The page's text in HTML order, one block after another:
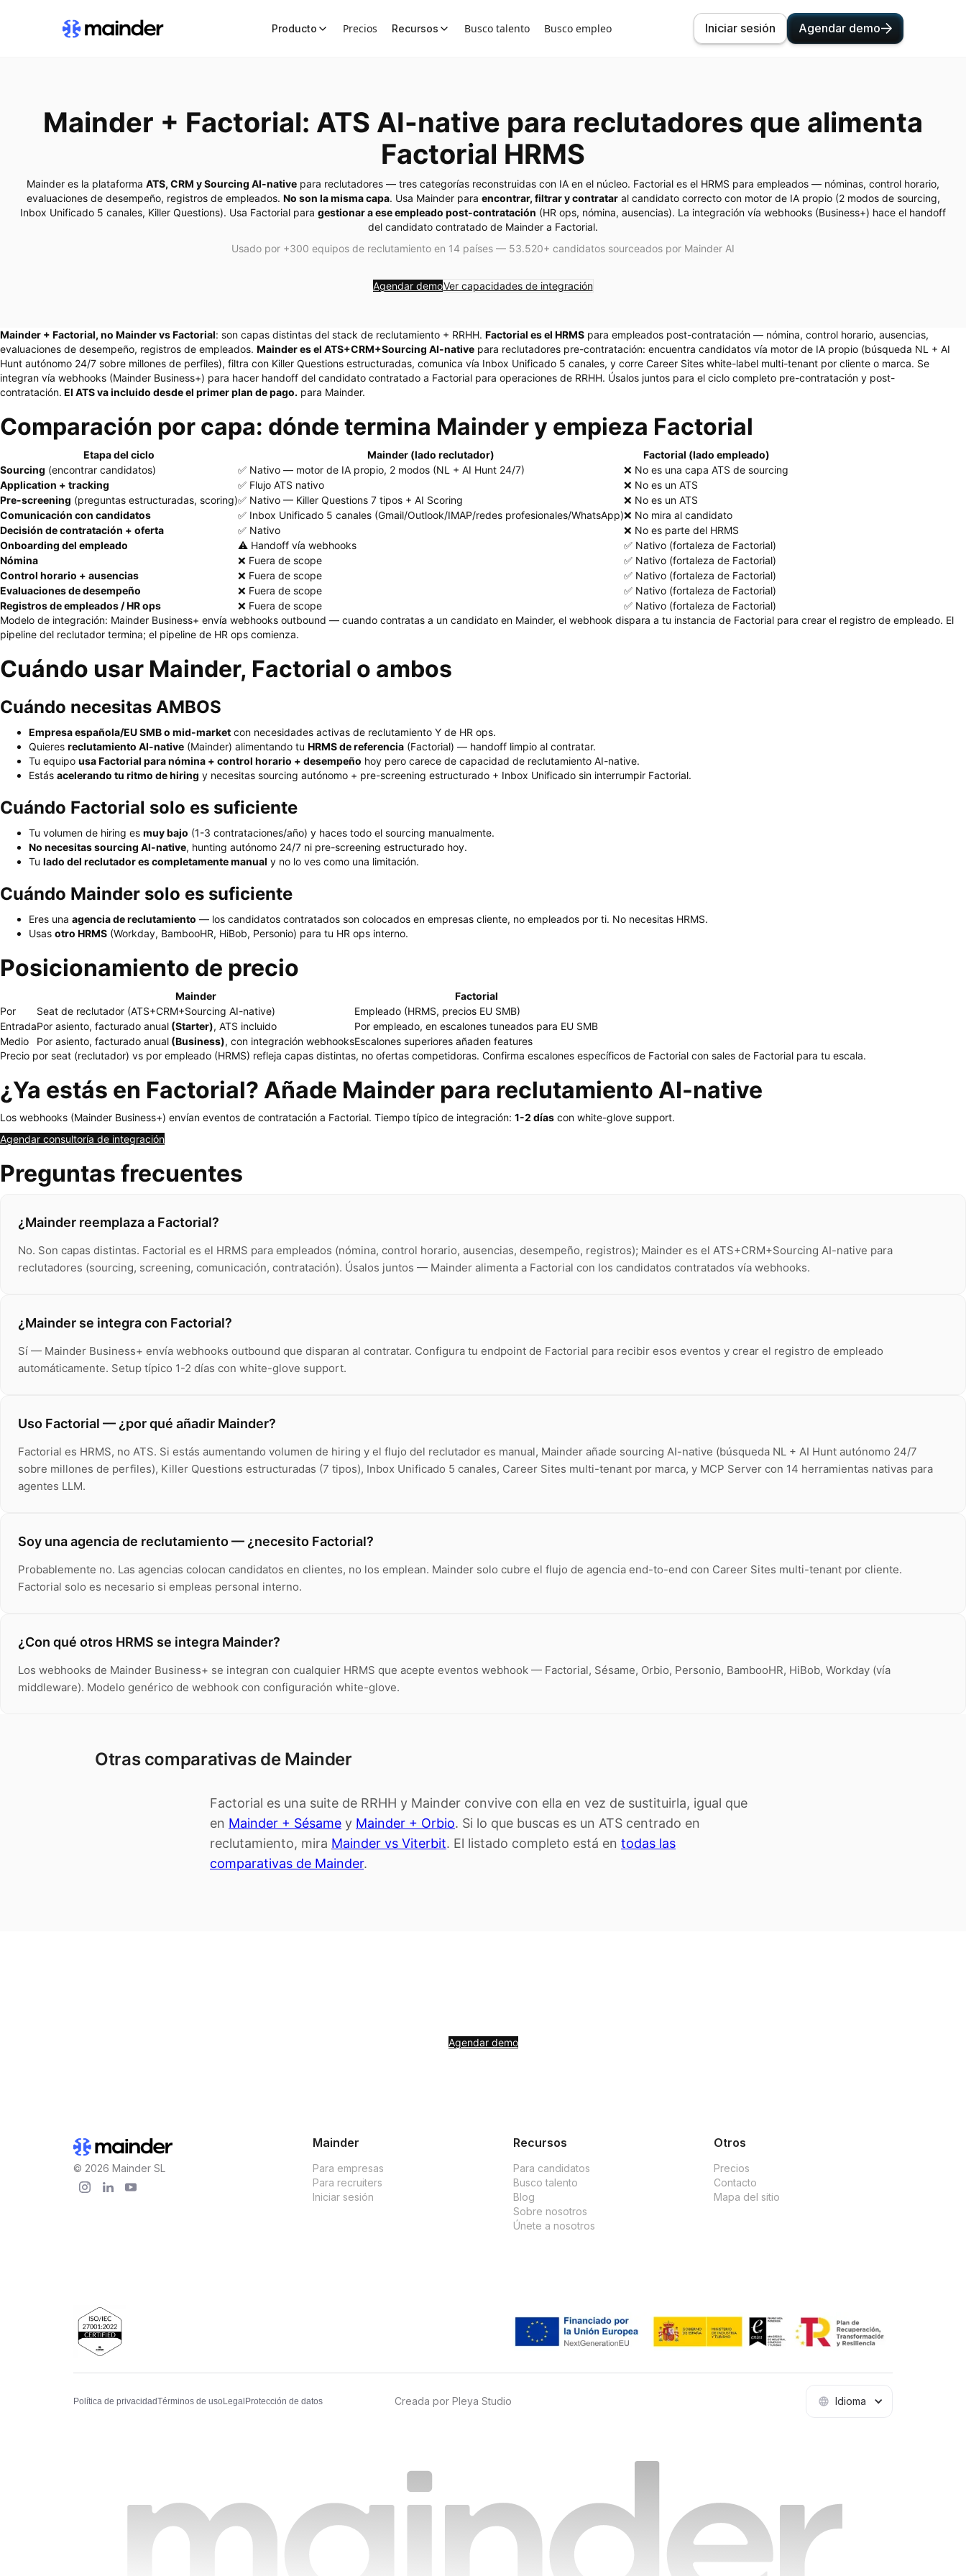
Producto Precios Recursos Busco talento Busco empleo Iniciar sesión Agendar demo
Mainder + Factorial: ATS AI-native para reclutadores que alimenta
Factorial HRMS
Mainder es la plataforma ATS, CRM y Sourcing AI-native para reclutadores — tres categorías reconstruidas con IA en el núcleo. Factorial es el HRMS para empleados — nóminas, control horario,
evaluaciones de desempeño, registros de empleados. No son la misma capa. Usa Mainder para encontrar, filtrar y contrataral candidato correcto con motor de IA propio (2 modos de sourcing,
Inbox Unificado 5 canales, Killer Questions). Usa Factorial para gestionar a ese empleado post-contratación (HR ops, nómina, ausencias). La integración vía webhooks (Business+) hace el handoff
del candidato contratado de Mainder a Factorial.
Usado por +300 equipos de reclutamiento en 14 países — 53.520+ candidatos sourceados por Mainder AI
Agendar demoVer capacidades de integración
Mainder + Factorial, no Mainder vs Factorial: son capas distintas del stack de reclutamiento + RRHH. Factorial es el HRMS para empleados post-contratación — nómina, control horario, ausencias,
evaluaciones de desempeño, registros de empleados. Mainder es el ATS+CRM+Sourcing AI-native para reclutadores pre-contratación: encuentra candidatos vía motor de IA propio (búsqueda NL + AI
Hunt autónomo 24/7 sobre millones de perfiles), filtra con Killer Questions estructuradas, comunica vía Inbox Unificado 5 canales, y corre Career Sites white-label multi-tenant por cliente o marca. Se
integran vía webhooks (Mainder Business+) para hacer handoff del candidato contratado a Factorial para operaciones de RRHH. Úsalos juntos para el ciclo completo pre-contratación y post-
contratación. El ATS va incluido desde el primer plan de pago. para Mainder.
Comparación por capa: dónde termina Mainder y empieza Factorial
Etapa del ciclo Mainder (lado reclutador)
Factorial (lado empleado)
Sourcing (encontrar candidatos) ✅ Nativo — motor de IA propio, 2 modos (NL + AI Hunt 24/7)
❌ No es una capa ATS de sourcing
Application + tracking
✅ Flujo ATS nativo
❌ No es un ATS
Pre-screening (preguntas estructuradas, scoring)✅ Nativo — Killer Questions 7 tipos + AI Scoring
❌ No es un ATS
Comunicación con candidatos
✅ Inbox Unificado 5 canales (Gmail/Outlook/IMAP/redes profesionales/WhatsApp)❌ No mira al candidato
Decisión de contratación + oferta
✅ Nativo
❌ No es parte del HRMS
Onboarding del empleado
⚠️ Handoff vía webhooks
✅ Nativo (fortaleza de Factorial)
Nómina
❌ Fuera de scope
✅ Nativo (fortaleza de Factorial)
Control horario + ausencias
❌ Fuera de scope
✅ Nativo (fortaleza de Factorial)
Evaluaciones de desempeño
❌ Fuera de scope
✅ Nativo (fortaleza de Factorial)
Registros de empleados / HR ops
❌ Fuera de scope
✅ Nativo (fortaleza de Factorial)
Modelo de integración: Mainder Business+ envía webhooks outbound — cuando contratas a un candidato en Mainder, el webhook dispara a tu instancia de Factorial para crear el registro de empleado. El
pipeline del reclutador termina; el pipeline de HR ops comienza.
Cuándo usar Mainder, Factorial o ambos
Cuándo necesitas AMBOS
Empresa española/EU SMB o mid-market con necesidades activas de reclutamiento Y de HR ops.
Quieres reclutamiento AI-native (Mainder) alimentando tu HRMS de referencia (Factorial) — handoff limpio al contratar.
Tu equipo usa Factorial para nómina + control horario + desempeño hoy pero carece de capacidad de reclutamiento AI-native.
Estás acelerando tu ritmo de hiring y necesitas sourcing autónomo + pre-screening estructurado + Inbox Unificado sin interrumpir Factorial.
Cuándo Factorial solo es suficiente
Tu volumen de hiring es muy bajo (1-3 contrataciones/año) y haces todo el sourcing manualmente.
No necesitas sourcing AI-native, hunting autónomo 24/7 ni pre-screening estructurado hoy.
Tu lado del reclutador es completamente manual y no lo ves como una limitación.
Cuándo Mainder solo es suficiente
Eres una agencia de reclutamiento — los candidatos contratados son colocados en empresas cliente, no empleados por ti. No necesitas HRMS.
Usas otro HRMS (Workday, BambooHR, HiBob, Personio) para tu HR ops interno.
Posicionamiento de precio
Mainder
Factorial
Por
Seat de reclutador (ATS+CRM+Sourcing AI-native)
Empleado (HRMS, precios EU SMB)
EntradaPor asiento, facturado anual (Starter), ATS incluido
Por empleado, en escalones tuneados para EU SMB
Medio
Por asiento, facturado anual (Business), con integración webhooksEscalones superiores añaden features
Precio por seat (reclutador) vs por empleado (HRMS) refleja capas distintas, no ofertas competidoras. Confirma escalones específicos de Factorial con sales de Factorial para tu escala.
¿Ya estás en Factorial? Añade Mainder para reclutamiento AI-native
Los webhooks (Mainder Business+) envían eventos de contratación a Factorial. Tiempo típico de integración: 1-2 días con white-glove support.
Agendar consultoría de integración
Preguntas frecuentes
¿Mainder reemplaza a Factorial?
No. Son capas distintas. Factorial es el HRMS para empleados (nómina, control horario, ausencias, desempeño, registros); Mainder es el ATS+CRM+Sourcing AI-native para
reclutadores (sourcing, screening, comunicación, contratación). Úsalos juntos — Mainder alimenta a Factorial con los candidatos contratados vía webhooks.
¿Mainder se integra con Factorial?
Sí — Mainder Business+ envía webhooks outbound que disparan al contratar. Configura tu endpoint de Factorial para recibir esos eventos y crear el registro de empleado
automáticamente. Setup típico 1-2 días con white-glove support.
Uso Factorial — ¿por qué añadir Mainder?
Factorial es HRMS, no ATS. Si estás aumentando volumen de hiring y el flujo del reclutador es manual, Mainder añade sourcing AI-native (búsqueda NL + AI Hunt autónomo 24/7
sobre millones de perfiles), Killer Questions estructuradas (7 tipos), Inbox Unificado 5 canales, Career Sites multi-tenant por marca, y MCP Server con 14 herramientas nativas para
agentes LLM.
Soy una agencia de reclutamiento — ¿necesito Factorial?
Probablemente no. Las agencias colocan candidatos en clientes, no los emplean. Mainder solo cubre el flujo de agencia end-to-end con Career Sites multi-tenant por cliente.
Factorial solo es necesario si empleas personal interno.
¿Con qué otros HRMS se integra Mainder?
Los webhooks de Mainder Business+ se integran con cualquier HRMS que acepte eventos webhook — Factorial, Sésame, Orbio, Personio, BambooHR, HiBob, Workday (vía
middleware). Modelo genérico de webhook con configuración white-glove.
Otras comparativas de Mainder
Factorial es una suite de RRHH y Mainder convive con ella en vez de sustituirla, igual que
en Mainder + Sésame y Mainder + Orbio. Si lo que buscas es un ATS centrado en
reclutamiento, mira Mainder vs Viterbit. El listado completo está en todas las
comparativas de Mainder.
Agendar demo
© 2026 Mainder SL
Mainder
Para empresas
Para recruiters
Iniciar sesión
Recursos
Para candidatos
Busco talento
Blog
Sobre nosotros
Únete a nosotros
Otros
Precios
Contacto
Mapa del sitio
Política de privacidadTérminos de uso Legal Protección de datos Creada por Pleya Studio Idioma